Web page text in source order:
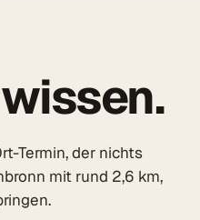
Termin, der nichts
mit rund 2,6 km,